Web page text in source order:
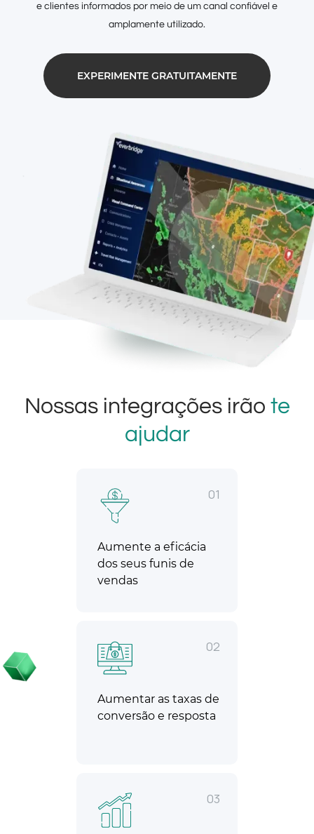
e clientes informados por meio de um canal confiável e
amplamente utilizado.
EXPERIMENTE GRATUITAMENTE
Nossas integrações irão te
ajudar
01
Aumente a eficácia
dos seus funis de
vendas
02
Aumentar as taxas de
conversão e resposta
03